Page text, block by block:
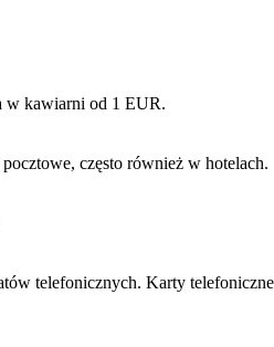
w kawiarni od 1 EUR.
często również w hotelach.
telefonicznych. Karty